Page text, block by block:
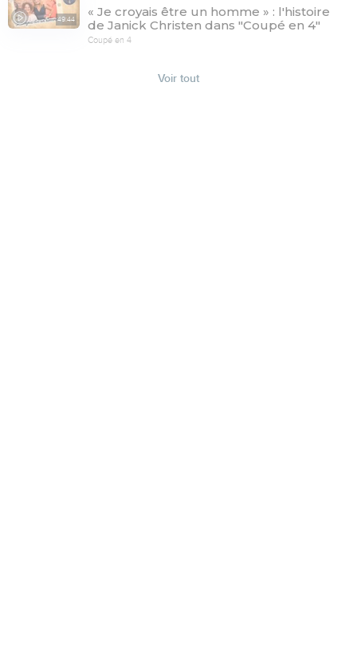
49:44
« Je croyais être un homme » : l'histoire
de Janick Christen dans "Coupé en 4"
Coupé en 4
Voir tout